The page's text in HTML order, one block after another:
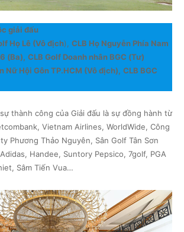
giải đấu
Họ Lê (Vô địch), CLB Họ Nguyễn Phía Nam
(Ba), CLB Golf Doanh nhân BGC (Tư)
Nữ Hội Gôn TP.HCM (Vô địch), CLB BGC
thành công của Giải đấu là sự đồng hành từ
Vietnam Airlines, WorldWide, Công
Phương Thảo Nguyên, Sân Golf Tân Sơn
Handee, Suntory Pepsico, 7golf, PGA
Sâm Tiến Vua…